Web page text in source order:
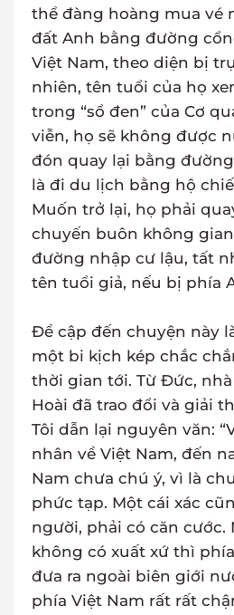
thể đàng hoàng mua vé
đất Anh bằng đường
Việt Nam, theo diện bị
nhiên, tên tuổi của họ
trong “sổ đen” của Cơ
viễn, họ sẽ không được
đón quay lại bằng
là đi du lịch bằng hộ
Muốn trở lại, họ phải
chuyến buôn không
đường nhập cư lậu, tất
tên tuổi giả, nếu bị phía
Đề cập đến chuyện này
một bi kịch kép chắc
thời gian tới. Từ Đức,
Hoài đã trao đổi và giải
Tôi dẫn lại nguyên văn:
nhân về Việt Nam, đến
Nam chưa chú ý, vì là
phức tạp. Một cái xác
người, phải có căn cước.
không có xuất xứ thì
đưa ra ngoài biên giới
phía Việt Nam rất rất